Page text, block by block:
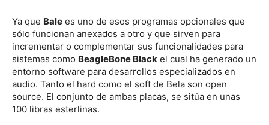
Ya que Bale es uno de esos programas opcionales que
sólo funcionan anexados a otro y que sirven para
incrementar o complementar sus funcionalidades para
sistemas como BeagleBone Black el cual ha generado un
entorno software para desarrollos especializados en
audio. Tanto el hard como el soft de Bela son open
source. El conjunto de ambas placas, se sitúa en unas
100 libras esterlinas.